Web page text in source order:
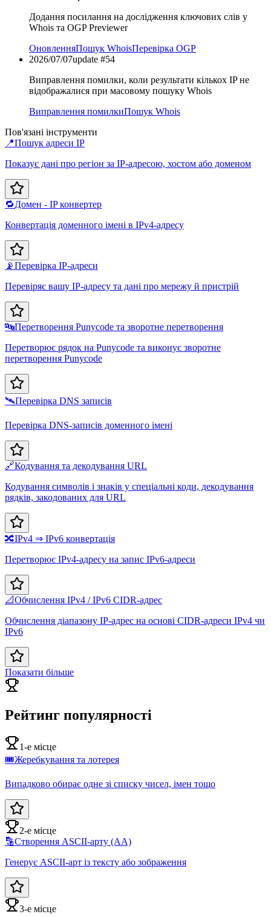
Додання посилання на дослідження ключових слів у
Whois та OGP Previewer
ОновленняПошук WhoisПеревірка OGP
2026/07/07update #54
Виправлення помилки, коли результати кількох IP не
відображалися при масовому пошуку Whois
Виправлення помилкиПошук Whois
Пов'язані інструменти
📍Пошук адреси IP
Показує дані про регіон за IP-адресою, хостом або доменом
🔁Домен - IP конвертер
Конвертація доменного імені в IPv4-адресу
📡Перевірка IP-адреси
Перевіряє вашу IP-адресу та дані про мережу й пристрій
🔤Перетворення Punycode та зворотне перетворення
Перетворює рядок на Punycode та виконує зворотне
перетворення Punycode
🛰️Перевірка DNS записів
Перевірка DNS-записів доменного імені
🔗Кодування та декодування URL
Кодування символів і знаків у спеціальні коди, декодування
рядків, закодованих для URL
🔀IPv4 ⇒ IPv6 конвертація
Перетворює IPv4-адресу на запис IPv6-адреси
📐Обчислення IPv4 / IPv6 CIDR-адрес
Обчислення діапазону IP-адрес на основі CIDR-адреси IPv4 чи
IPv6
Показати більше
Рейтинг популярності
1-е місце
🎟️Жеребкування та лотерея
Випадково обирає одне зі списку чисел, імен тощо
2-е місце
🔡Створення ASCII-арту (AA)
Генерує ASCII-арт із тексту або зображення
3-е місце